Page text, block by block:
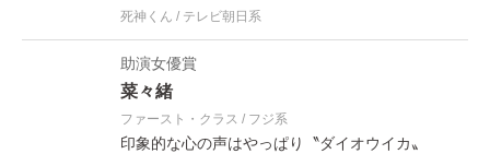
死神くん テレビ朝日系
助演女優賞
菜々緒
ファースト・クラス フジ系
印象的な心の声はやっぱり〝ダイオウイカ〟